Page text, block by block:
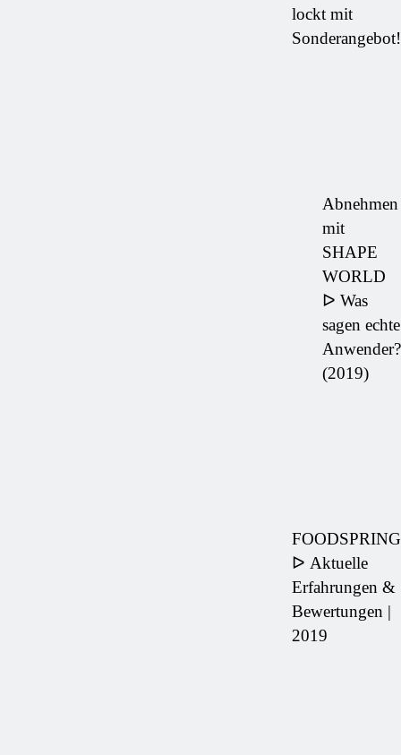
lockt mit
Sonderangebot!
Abnehmen
mit
SHAPE
WORLD
ᐅ Was
sagen echte
Anwender?
(2019)
FOODSPRING
ᐅ Aktuelle
Erfahrungen &
Bewertungen |
2019